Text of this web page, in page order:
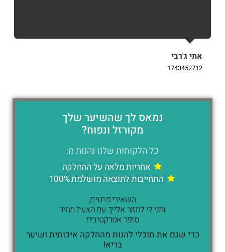
אתי ג'רבי
1743452712
נמאס לך שהשיער שלך
מקורזל ונפוח?
כל הלקוחות שלנו נהנות מ:
אחריות מלאה על ההחלקה
התחייבות לתוצאה מושלמת 100%
השאירי פרטים,
ותני לי לחזור אלייך עם הצעת מחיר
סופר אטרקטיבית
כדי שגם את תוכלי להנות מהחלקה איכותית ושיער
בריא!